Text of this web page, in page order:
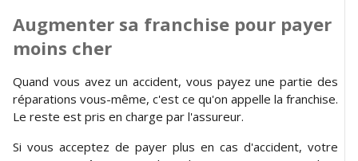
Augmenter sa franchise pour payer
moins cher
Quand vous avez un accident, vous payez une partie des
réparations vous-même, c'est ce qu'on appelle la franchise.
Le reste est pris en charge par l'assureur.
Si vous acceptez de payer plus en cas d'accident, votre